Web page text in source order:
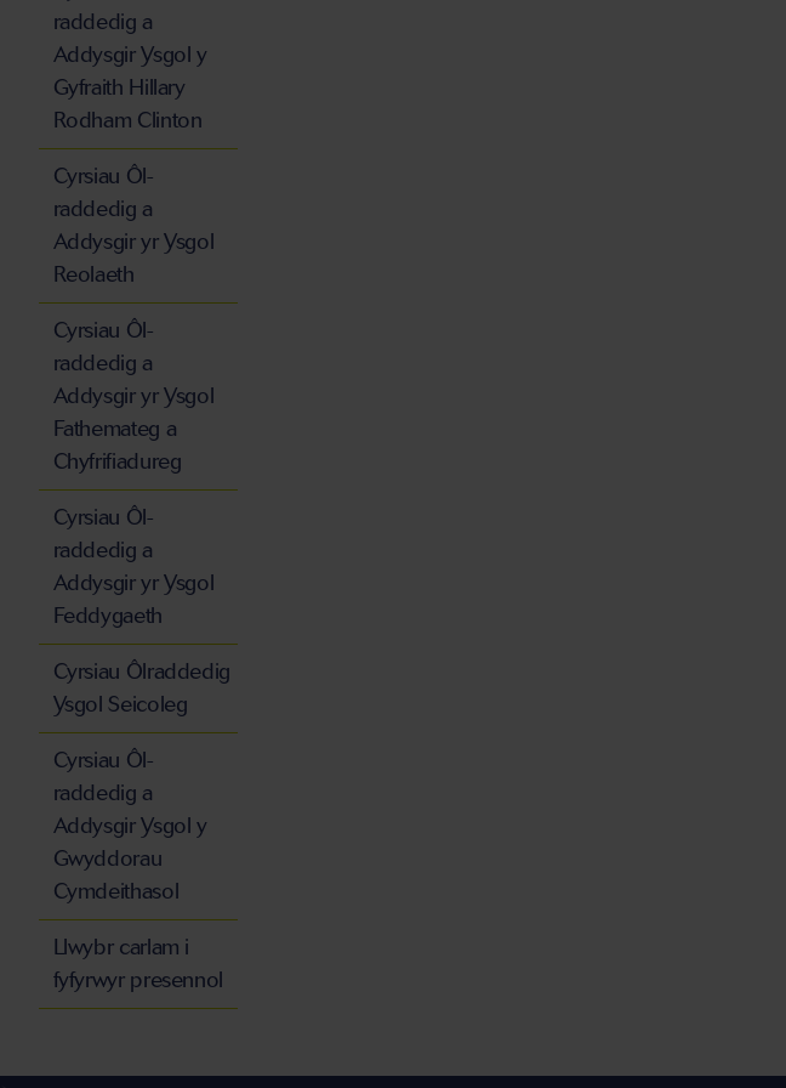
raddedig a
Addysgir Ysgol y
Gyfraith Hillary
Rodham Clinton
Cyrsiau Ôl-
raddedig a
Addysgir yr Ysgol
Reolaeth
Cyrsiau Ôl-
raddedig a
Addysgir yr Ysgol
Fathemateg a
Chyfrifiadureg
Cyrsiau Ôl-
raddedig a
Addysgir yr Ysgol
Feddygaeth
Cyrsiau Ôlraddedig
Ysgol Seicoleg
Cyrsiau Ôl-
raddedig a
Addysgir Ysgol y
Gwyddorau
Cymdeithasol
Llwybr carlam i
fyfyrwyr presennol